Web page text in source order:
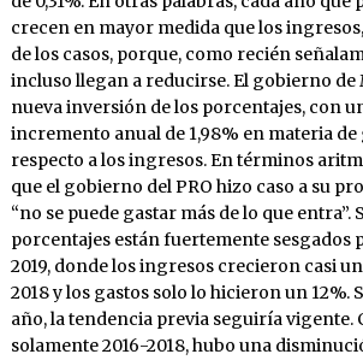
crecen en mayor medida que los
de los casos, porque, como recién
incluso llegan a reducirse. El gobierno de
nueva inversión de los porcentajes, con
incremento anual de 1,98% en materia de
respecto a los ingresos. En términos
que el gobierno del PRO hizo caso a su
“no se puede gastar más de lo que entra”.
porcentajes están fuertemente sesgados
2019, donde los ingresos crecieron casi
2018 y los gastos solo lo hicieron un 12%.
año, la tendencia previa seguiría vigente.
solamente 2016-2018, hubo una